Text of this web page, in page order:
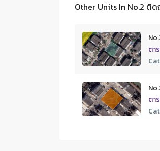
Other Units In No.2 ติ
ตา
ตา